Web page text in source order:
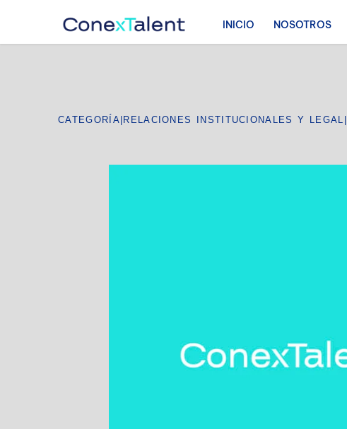
INICIO NOSOTROS
CATEGORÍA|RELACIONES INSTITUCIONALES Y LEGAL |